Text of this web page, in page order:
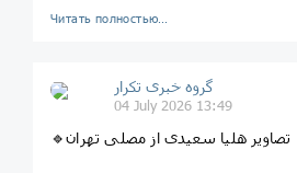
Читать полностью…
گروه خبری تکرار
04 July 2026 13:49
🔹تصاویر هلیا سعیدی از مصلی تهران